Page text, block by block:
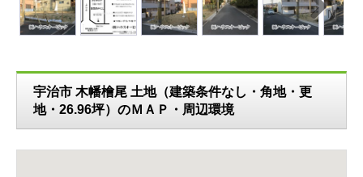
N
ext
宇治市 木幡檜尾 土地（建築条件なし・角地・更
地・26.96坪）のＭＡＰ・周辺環境